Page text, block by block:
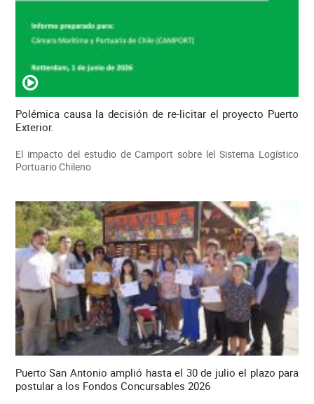
Polémica causa la decisión de re-licitar el proyecto Puerto
Exterior.
El impacto del estudio de Camport sobre lel Sistema Logístico
Portuario Chileno
Puerto San Antonio amplió hasta el 30 de julio el plazo para
postular a los Fondos Concursables 2026